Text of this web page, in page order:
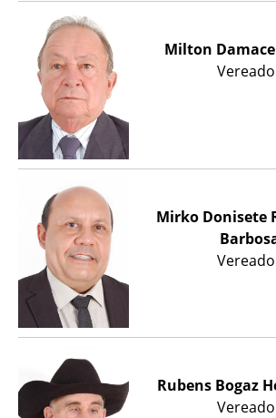
Milton
Mirko Donisete
Rubens Bogaz